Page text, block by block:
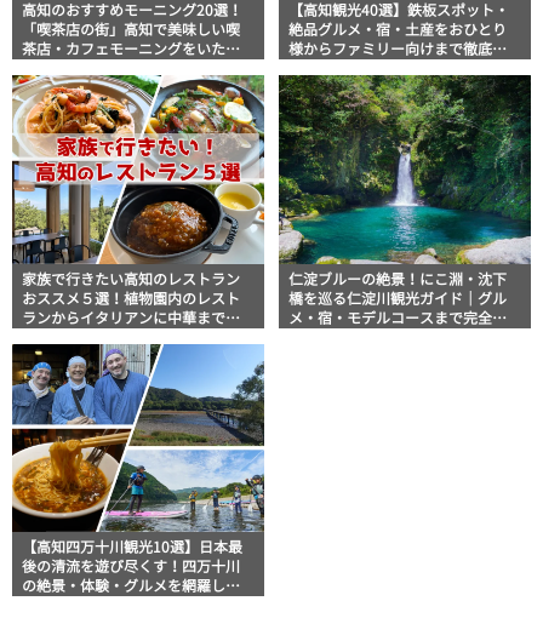
高知のおすすめモーニング20選！
「喫茶店の街」高知で美味しい喫
茶店・カフェモーニングをいただ
【高知観光40選】鉄板スポット・
絶品グルメ・宿・土産をおひとり
様からファミリー向けまで徹底解
家族で行きたい高知のレストラン
おススメ５選！植物園内のレスト
ランからイタリアンに中華まで楽
仁淀ブルーの絶景！にこ淵・沈下
橋を巡る仁淀川観光ガイド｜グル
メ・宿・モデルコースまで完全網
【高知四万十川観光10選】日本最
後の清流を遊び尽くす！四万十川
の絶景・体験・グルメを網羅した